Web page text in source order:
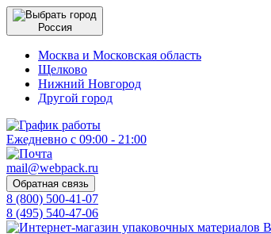
Россия
Москва и Московская область
Щелково
Нижний Новгород
Другой город
Ежедневно с 09:00 - 21:00
mail@webpack.ru
Обратная связь
8 (800) 500-41-07
8 (495) 540-47-06